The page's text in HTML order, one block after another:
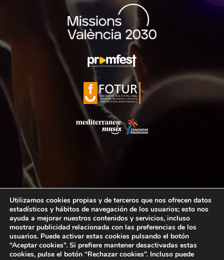
2025 ©TODOS LOS DERECHOS RESERVADOS.AVISO LEGAL.
Utilizamos cookies propias y de terceros que nos ofrecen datos
estadísticos y hábitos de navegación de los usuarios; esto nos
ayuda a mejorar nuestros contenidos y servicios, incluso
mostrar publicidad relacionada con las preferencias de los
usuarios. Puede activar estas cookies pulsando el botón
“Aceptar cookies”. Si prefiere mantener desactivadas estas
cookies, pulse el botón “Rechazar cookies”. Incluso puede